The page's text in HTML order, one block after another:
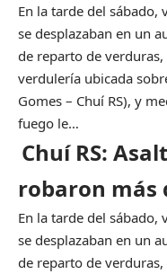
En la tarde del sábado,
se desplazaban en un
de reparto de
verdulería ubicada
Gomes – Chuí RS), y
fuego le…
Chuí RS:
robaron más
En la tarde del sábado,
se desplazaban en un
de reparto de